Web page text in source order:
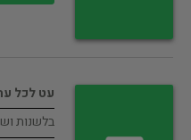
עט לכל עת - 100
בלשנות